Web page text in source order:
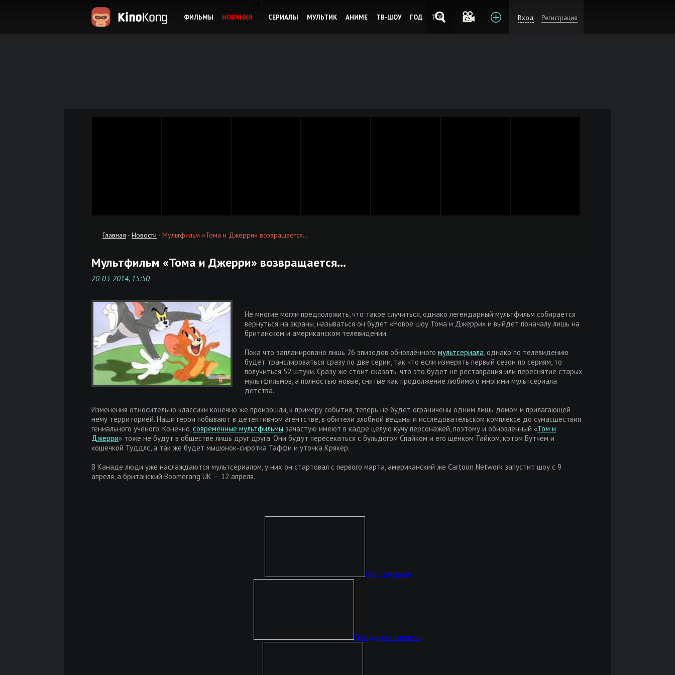
ФИЛЬМЫ НОВИНКИ
СЕРИАЛЫ
МУЛЬТИК АНИМЕ ТВ-ШОУ ГОД ТОП Вход Регистрация
Главная - Новости - Мультфильм «Тома и Джерри» возвращается...
Мультфильм «Тома и Джерри» возвращается...
20-03-2014, 15:50
Не многие могли предположить, что такое случиться, однако легендарный мультфильм собирается
вернуться на экраны, называться он будет «Новое шоу Тома и Джерри» и выйдет поначалу лишь на
британском и американском телевидении.
Пока что запланировано лишь 26 эпизодов обновлённого мультсериала, однако по телевидению
будет транслироваться сразу по две серии, так что если измерять первый сезон по сериям, то
получиться 52 штуки. Сразу же стоит сказать, что это будет не реставрация или переснятие старых
мультфильмов, а полностью новые, снятые как продолжение любимого многими мультсериала
детства.
Изменения относительно классики конечно же произошли, к примеру события, теперь не будет ограничены одним лишь домом и прилагающей
нему территорией. Наши герои побывают в детективном агентстве, в обители злобной ведьмы и исследовательском комплексе до сумасшествия
гениального учёного. Конечно,современные мультфильмы зачастую имеют в кадре целую кучу персонажей, поэтому и обновлённый «Том и
Джерри» тоже не будут в обществе лишь друг друга. Они будут пересекаться с бульдогом Спайком и его щенком Тайком, котом Бутчем и
кошечкой Туддлс, а так же будет мышонок-сиротка Таффи и уточка Крякер.
В Канаде люди уже наслаждаются мультсериалом, у них он стартовал с первого марта, американский же Cartoon Network запустит шоу с 9
апреля, а британский Boomerang UK — 12 апреля.
Про самураев
Про другие планеты